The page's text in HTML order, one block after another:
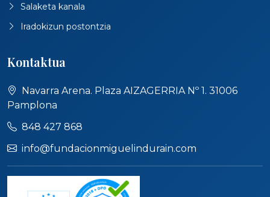
Salaketa kanala
Iradokizun postontzia
Kontaktua
Navarra Arena. Plaza AIZAGERRIA Nº 1. 31006
Pamplona
848 427 868
info@fundacionmiguelindurain.com